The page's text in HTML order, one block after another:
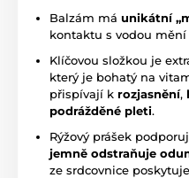
Balzám má unikátní
kontaktu s vodou
Klíčovou složkou je
který je bohatý na
přispívají k rozjasnění,
podrážděné pleti.
Rýžový prášek
jemně odstraňuje
ze srdcovnice poskytuje